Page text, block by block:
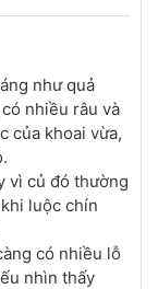
như quả
nhiều râu và
của khoai vừa,
vì củ đó thường
luộc chín
có nhiều lỗ
nhìn thấy